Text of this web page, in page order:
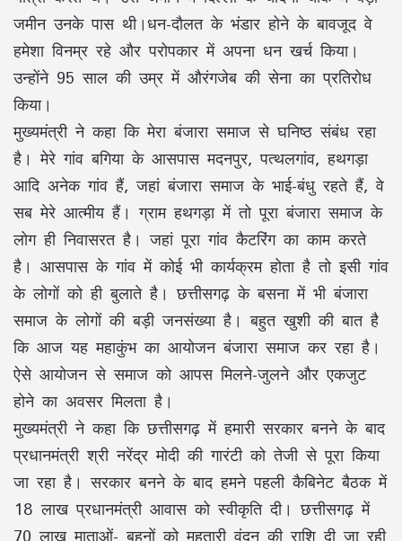
जमीन उनके पास थी।धन-दौलत के भंडार होने के बावजूद वे
हमेशा विनम्र रहे और परोपकार में अपना धन खर्च किया।
उन्होंने 95 साल की उम्र में औरंगजेब की सेना का प्रतिरोध
किया।
मुख्यमंत्री ने कहा कि मेरा बंजारा समाज से घनिष्ठ संबंध रहा
है। मेरे गांव बगिया के आसपास मदनपुर, पत्थलगांव, हथगड़ा
आदि अनेक गांव हैं, जहां बंजारा समाज के भाई-बंधु रहते हैं, वे
सब मेरे आत्मीय हैं। ग्राम हथगड़ा में तो पूरा बंजारा समाज के
लोग ही निवासरत है। जहां पूरा गांव कैटरिंग का काम करते
है। आसपास के गांव में कोई भी कार्यक्रम होता है तो इसी गांव
के लोगों को ही बुलाते है। छत्तीसगढ़ के बसना में भी बंजारा
समाज के लोगों की बड़ी जनसंख्या है। बहुत खुशी की बात है
कि आज यह महाकुंभ का आयोजन बंजारा समाज कर रहा है।
ऐसे आयोजन से समाज को आपस मिलने-जुलने और एकजुट
होने का अवसर मिलता है।
मुख्यमंत्री ने कहा कि छत्तीसगढ़ में हमारी सरकार बनने के बाद
प्रधानमंत्री श्री नरेंद्र मोदी की गारंटी को तेजी से पूरा किया
जा रहा है। सरकार बनने के बाद हमने पहली कैबिनेट बैठक में
18 लाख प्रधानमंत्री आवास को स्वीकृति दी। छत्तीसगढ़ में